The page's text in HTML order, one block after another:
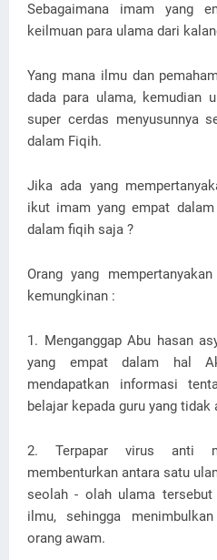
Sebagaimana imam yang
keilmuan para ulama dari
Yang mana ilmu dan
dada para ulama, kemudian
super cerdas menyusunnya
dalam Fiqih.
Jika ada yang
ikut imam yang empat
dalam fiqih saja ?
Orang yang
kemungkinan :
1. Menganggap Abu hasan
yang empat dalam hal
mendapatkan informasi
belajar kepada guru yang tidak
2. Terpapar virus anti
membenturkan antara satu
seolah - olah ulama tersebut
ilmu, sehingga
orang awam.